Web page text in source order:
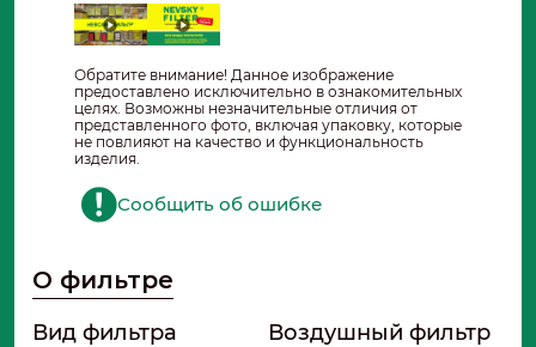
Обратите внимание! Данное изображение
предоставлено исключительно в ознакомительных
целях. Возможны незначительные отличия от
представленного фото, включая упаковку, которые
не повлияют на качество и функциональность
изделия.
Сообщить об ошибке
О фильтре
Вид фильтра
Воздушный фильтр